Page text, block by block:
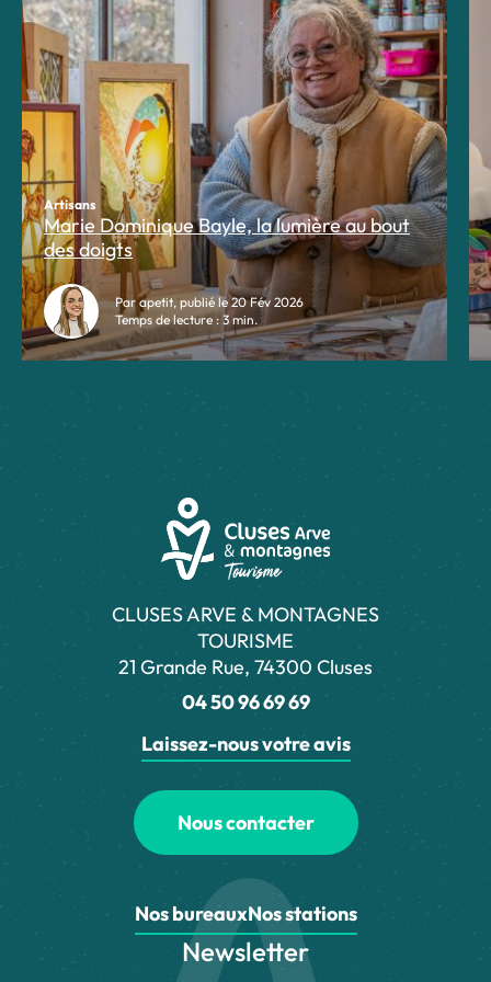
Marie Dominique Bayle, la lumière au bout
des doigts
Artisans
Par apetit, publié le 20 Fév 2026
Temps de lecture : 3 min.
CLUSES ARVE & MONTAGNES
TOURISME
21 Grande Rue, 74300 Cluses
04 50 96 69 69
Laissez-nous votre avis
Nous contacter
Nos bureauxNos stations
Newsletter